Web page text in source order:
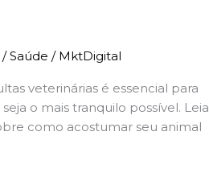
/Saúde / MktDigital
veterinárias é essencial para
o mais tranquilo possível. Leia
como acostumar seu animal